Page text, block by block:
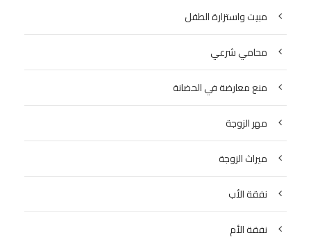
مبيت واستزارة الطفل
محامي شرعي
منع معارضة في الحضانة
مهر الزوجة
ميراث الزوجة
نفقة الأب
نفقة الأم